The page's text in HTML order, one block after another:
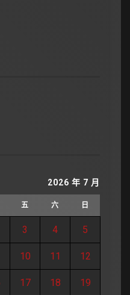
2026 年 7 月
五 六 日
3 4 5
10 11 12
17 18 19